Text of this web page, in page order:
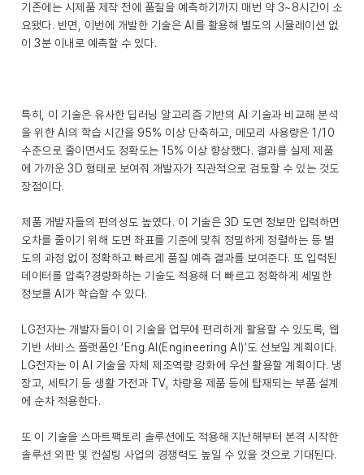
기존에는 시제품 제작 전에 품질을 예측하기까지 매번 약 3~8시간이 소
요됐다. 반면, 이번에 개발한 기술은 AI를 활용해 별도의 시뮬레이션 없
이 3분 이내로 예측할 수 있다.
특히, 이 기술은 유사한 딥러닝 알고리즘 기반의 AI 기술과 비교해 분석
을 위한 AI의 학습 시간을 95% 이상 단축하고, 메모리 사용량은 1/10
수준으로 줄이면서도 정확도는 15% 이상 향상했다. 결과를 실제 제품
에 가까운 3D 형태로 보여줘 개발자가 직관적으로 검토할 수 있는 것도
장점이다.
제품 개발자들의 편의성도 높였다. 이 기술은 3D 도면 정보만 입력하면
오차를 줄이기 위해 도면 좌표를 기준에 맞춰 정밀하게 정렬하는 등 별
도의 과정 없이 정확하고 빠르게 품질 예측 결과를 보여준다. 또 입력된
데이터를 압축?경량화하는 기술도 적용해 더 빠르고 정확하게 세밀한
정보를 AI가 학습할 수 있다.
LG전자는 개발자들이 이 기술을 업무에 편리하게 활용할 수 있도록, 웹
기반 서비스 플랫폼인 ‘Eng.AI(Engineering AI)’도 선보일 계획이다.
LG전자는 이 AI 기술을 자체 제조역량 강화에 우선 활용할 계획이다. 냉
장고, 세탁기 등 생활 가전과 TV, 차량용 제품 등에 탑재되는 부품 설계
에 순차 적용한다.
또 이 기술을 스마트팩토리 솔루션에도 적용해 지난해부터 본격 시작한
솔루션 외판 및 컨설팅 사업의 경쟁력도 높일 수 있을 것으로 기대된다.